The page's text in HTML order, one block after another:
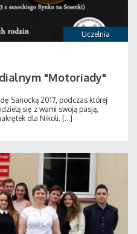
Uczelnia
"Motoriady"
Sanocką 2017, podczas której
się z wami swoją pasją,
dla Nikoli. [...]